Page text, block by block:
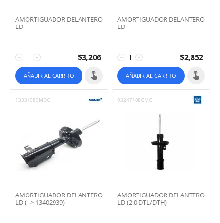
AMORTIGUADOR DELANTERO
LD
+
− $3,206
AÑADIR AL CARRITO
AMORTIGUADOR DELANTERO
LD
+
− $2,852
AÑADIR AL CARRITO
13331989MDO
AMORTIGUADOR DELANTERO
LD (--> 13402939)
93247108GMC
AMORTIGUADOR DELANTERO
LD (2.0 DTL/DTH)